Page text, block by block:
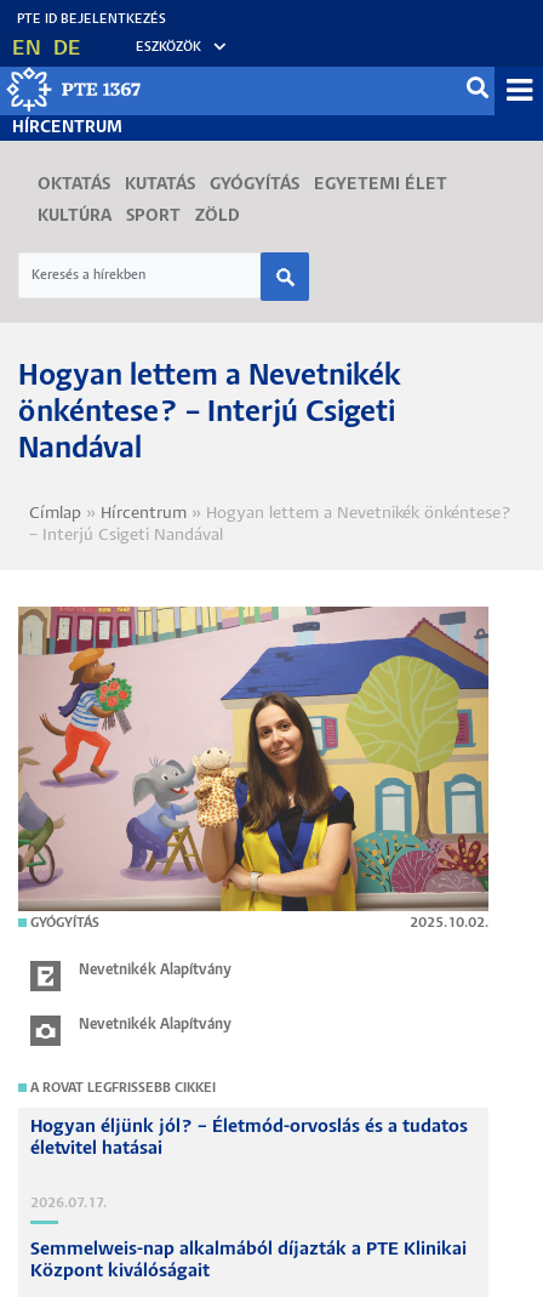
Ugrás
tartalomra
EN DE ESZKÖZÖK
HÍRCENTRUM
OKTATÁS KUTATÁS GYÓGYÍTÁS
EGYETEMI ÉLET
KULTÚRA
SPORT ZÖLD
Hogyan lettem a Nevetnikék
önkéntese? – Interjú Csigeti
Nandával
Morzsa
Címlap Hírcentrum
Hogyan lettem a Nevetnikék önkéntese?
– Interjú Csigeti Nandával
GYÓGYÍTÁS 2025.10.02.
Nevetnikék Alapítvány
Nevetnikék Alapítvány
A ROVAT LEGFRISSEBB CIKKEI
Hogyan éljünk jól? – Életmód-orvoslás és a tudatos
életvitel hatásai
2026.07.17.
Semmelweis-nap alkalmából díjazták a PTE Klinikai
Központ kiválóságait